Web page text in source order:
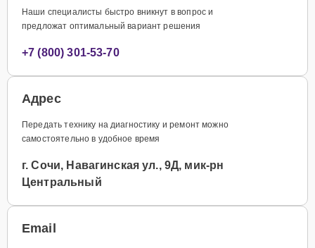
Наши специалисты быстро вникнут в вопрос и
предложат оптимальный вариант решения
+7 (800) 301-53-70
Адрес
Передать технику на диагностику и ремонт можно
самостоятельно в удобное время
г. Сочи, Навагинская ул., 9Д, мик-рн
Центральный
Email